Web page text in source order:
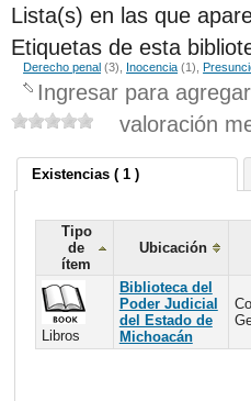
Lista(s) en las que
Etiquetas de esta
Derecho penal (3) Inocencia (1) ,
Ingresar para
valoración
Existencias ( 1 )
Tipo
de
ítem
Ubicación
Libros
Biblioteca del
Poder Judicial
del Estado de
Michoacán